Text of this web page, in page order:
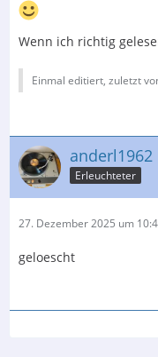
Wenn ich richtig
Einmal editiert, zuletzt
anderl1962
Erleuchteter
27. Dezember 2025 um
geloescht